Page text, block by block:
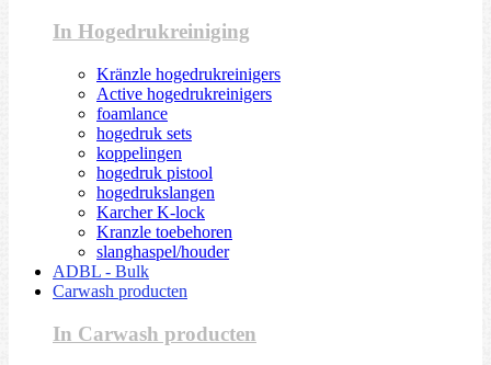
In Hogedrukreiniging
Kränzle hogedrukreinigers
Active hogedrukreinigers
foamlance
hogedruk sets
koppelingen
hogedruk pistool
hogedrukslangen
Karcher K-lock
Kranzle toebehoren
slanghaspel/houder
ADBL - Bulk
Carwash producten
In Carwash producten